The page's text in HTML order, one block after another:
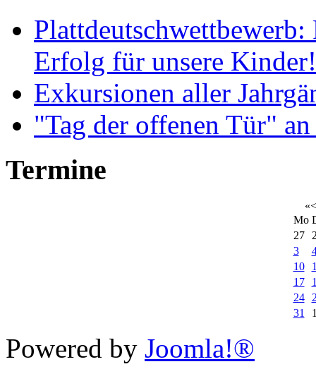
Erfolg für unsere Kinder!
Exkursionen aller
"Tag der offenen Tür"
Termine
«<
Mo
27
3
10
17
24
31
Xnxx
افلام
Powered by Joomla!®